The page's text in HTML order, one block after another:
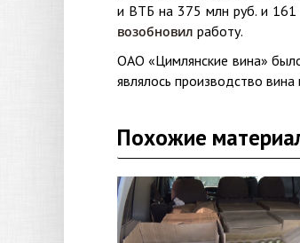
и ВТБ на 375 млн руб. и 161
возобновил работу.
ОАО «Цимлянские вина»
являлось производство
Похожие